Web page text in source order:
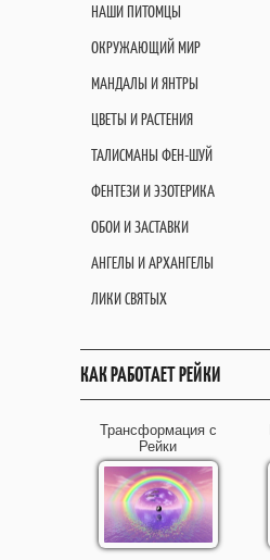
НАШИ ПИТОМЦЫ
ОКРУЖАЮЩИЙ МИР
МАНДАЛЫ И ЯНТРЫ
ЦВЕТЫ И РАСТЕНИЯ
ТАЛИСМАНЫ ФЕН-ШУЙ
ФЕНТЕЗИ И ЭЗОТЕРИКА
ОБОИ И ЗАСТАВКИ
АНГЕЛЫ И АРХАНГЕЛЫ
ЛИКИ СВЯТЫХ
КАК РАБОТАЕТ РЕЙКИ
Трансформация с
Рейки